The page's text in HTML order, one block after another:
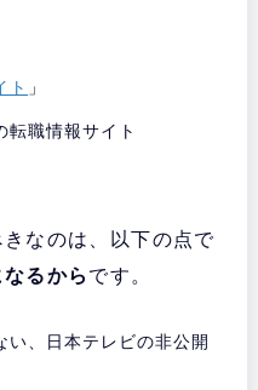
ト 」
転職情報サイト
なのは、以下の点で
るから です。
い、日本テレビの非公開